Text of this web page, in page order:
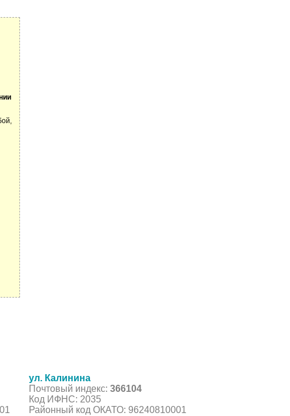
ул. Калинина
Почтовый индекс: 366104
Код ИФНС: 2035
Районный код ОКАТО: 96240810001